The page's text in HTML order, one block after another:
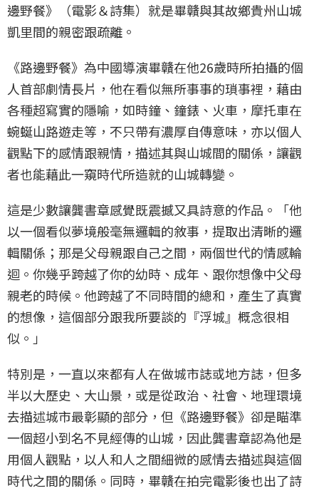
邊野餐》（電影＆詩集）就是畢贛與其故鄉貴州山城
凱里間的親密跟疏離。
《路邊野餐》為中國導演畢贛在他26歲時所拍攝的個
人首部劇情長片，他在看似無所事事的瑣事裡，藉由
各種超寫實的隱喻，如時鐘、鐘錶、火車，摩托車在
蜿蜒山路遊走等，不只帶有濃厚自傳意味，亦以個人
觀點下的感情跟親情，描述其與山城間的關係，讓觀
者也能藉此一窺時代所造就的山城轉變。
這是少數讓龔書章感覺既震撼又具詩意的作品。「他
以一個看似夢境般毫無邏輯的敘事，提取出清晰的邏
輯關係；那是父母親跟自己之間，兩個世代的情感輪
迴。你幾乎跨越了你的幼時、成年、跟你想像中父母
親老的時候。他跨越了不同時間的總和，產生了真實
的想像，這個部分跟我所要談的『浮城』概念很相
似。」
特別是，一直以來都有人在做城市誌或地方誌，但多
半以大歷史、大山景，或是從政治、社會、地理環境
去描述城市最彰顯的部分，但《路邊野餐》卻是瞄準
一個超小到名不見經傳的山城，因此龔書章認為他是
用個人觀點，以人和人之間細微的感情去描述與這個
時代之間的關係。同時，畢贛在拍完電影後也出了詩